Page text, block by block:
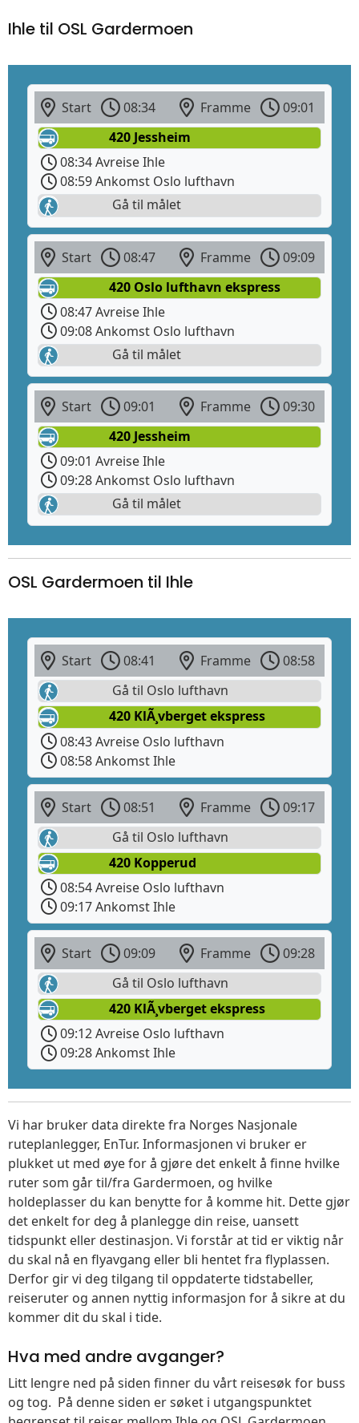
Ihle til OSL Gardermoen
Start 08:34 Framme
09:01
420 Jessheim
08:34 Avreise Ihle
08:59 Ankomst Oslo lufthavn
Gå til målet
Start 08:47 Framme
09:09
420 Oslo lufthavn ekspress
08:47 Avreise Ihle
09:08 Ankomst Oslo lufthavn
Gå til målet
Start 09:01 Framme
09:30
420 Jessheim
09:01 Avreise Ihle
09:28 Ankomst Oslo lufthavn
Gå til målet
OSL Gardermoen til Ihle
Start 08:41 Framme
08:58
Gå til Oslo lufthavn
420 KlÃ¸vberget ekspress
08:43 Avreise Oslo lufthavn
08:58 Ankomst Ihle
Start 08:51 Framme
09:17
Gå til Oslo lufthavn
420 Kopperud
08:54 Avreise Oslo lufthavn
09:17 Ankomst Ihle
Start 09:09 Framme
09:28
Gå til Oslo lufthavn
420 KlÃ¸vberget ekspress
09:12 Avreise Oslo lufthavn
09:28 Ankomst Ihle
Vi har bruker data direkte fra Norges Nasjonale
ruteplanlegger, EnTur. Informasjonen vi bruker er
plukket ut med øye for å gjøre det enkelt å finne hvilke
ruter som går til/fra Gardermoen, og hvilke
holdeplasser du kan benytte for å komme hit. Dette gjør
det enkelt for deg å planlegge din reise, uansett
tidspunkt eller destinasjon. Vi forstår at tid er viktig når
du skal nå en flyavgang eller bli hentet fra flyplassen.
Derfor gir vi deg tilgang til oppdaterte tidstabeller,
reiseruter og annen nyttig informasjon for å sikre at du
kommer dit du skal i tide.
Hva med andre avganger?
Litt lengre ned på siden finner du vårt reisesøk for buss
og tog. På denne siden er søket i utgangspunktet